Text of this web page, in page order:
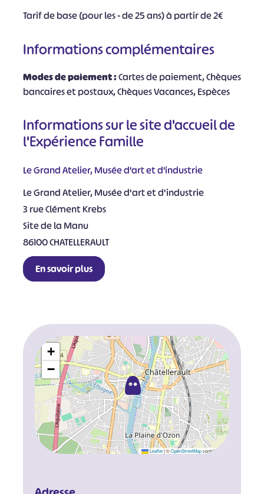
Tarif de base (pour les - de 25 ans) à partir de 2€
Informations complémentaires
Modes de paiement :Cartes de paiement, Chèques
bancaires et postaux, Chèques Vacances, Espèces
Informations sur le site d'accueil de
l'Expérience Famille
Le Grand Atelier, Musée d’art et d’industrie
Le Grand Atelier, Musée d'art et d'industrie
3 rue Clément Krebs
Site de la Manu
86100 CHATELLERAULT
En savoir plus
+
−
Leaflet |©OpenStreetMapcontributors